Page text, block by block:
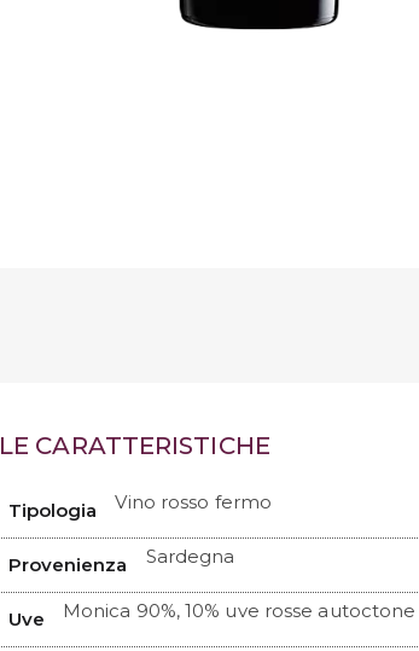
LE CARATTERISTICHE
Tipologia Vino rosso fermo
Provenienza Sardegna
Uve Monica 90%, 10% uve rosse autoctone